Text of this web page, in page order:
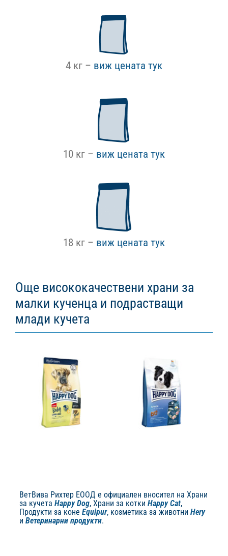
4 кг – виж цената тук
10 кг – виж цената тук
18 кг – виж цената тук
Още висококачествени храни за
малки кученца и подрастващи
млади кучета
& Rice
Happy Dog Happy Dog dry
food Puppy Бебета кученца
Happy Dog Happy Dog dry
food HD-Supreme Junior
Puppy Supreme Fit&Well
ВетВива Рихтер ЕООД е официален вносител на Храни
за кучета Happy Dog, Храни за котки Happy Cat,
Продукти за коне Equipur, козметика за животни Hery
и Ветеринарни продукти.